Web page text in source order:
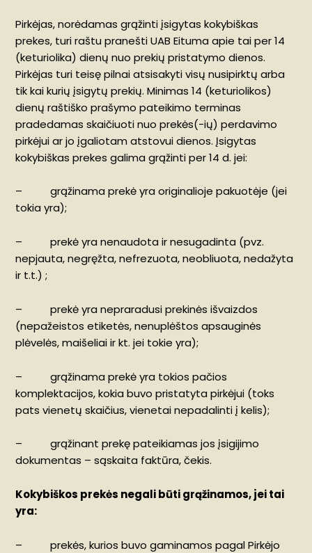
Pirkėjas, norėdamas grąžinti įsigytas kokybiškas
prekes, turi raštu pranešti UAB Eituma apie tai per 14
(keturiolika) dienų nuo prekių pristatymo dienos.
Pirkėjas turi teisę pilnai atsisakyti visų nusipirktų arba
tik kai kurių įsigytų prekių. Minimas 14 (keturiolikos)
dienų raštiško prašymo pateikimo terminas
pradedamas skaičiuoti nuo prekės(-ių) perdavimo
pirkėjui ar jo įgaliotam atstovui dienos. Įsigytas
kokybiškas prekes galima grąžinti per 14 d. jei:
– grąžinama prekė yra originalioje pakuotėje (jei
tokia yra);
– prekė yra nenaudota ir nesugadinta (pvz.
nepjauta, negręžta, nefrezuota, neobliuota, nedažyta
ir t.t.) ;
– prekė yra nepraradusi prekinės išvaizdos
(nepažeistos etiketės, nenuplėštos apsauginės
plėvelės, maišeliai ir kt. jei tokie yra);
– grąžinama prekė yra tokios pačios
komplektacijos, kokia buvo pristatyta pirkėjui (toks
pats vienetų skaičius, vienetai nepadalinti į kelis);
– grąžinant prekę pateikiamas jos įsigijimo
dokumentas – sąskaita faktūra, čekis.
Kokybiškos prekės negali būti grąžinamos, jei tai
yra:
– prekės, kurios buvo gaminamos pagal Pirkėjo